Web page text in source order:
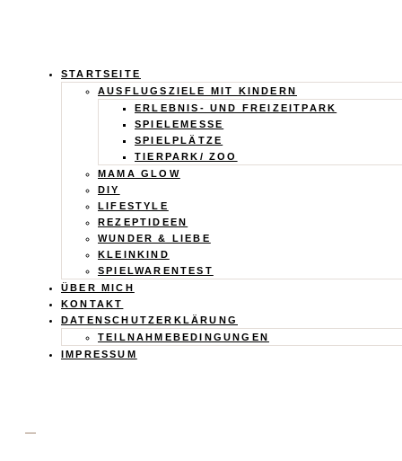
Calistas
Traum
STARTSEITE
AUSFLUGSZIELE MIT KINDERN
ERLEBNIS- UND FREIZEITPARK
SPIELEMESSE
SPIELPLÄTZE
TIERPARK/ ZOO
MAMA GLOW
DIY
LIFESTYLE
REZEPTIDEEN
WUNDER & LIEBE
KLEINKIND
SPIELWARENTEST
ÜBER MICH
KONTAKT
DATENSCHUTZERKLÄRUNG
TEILNAHMEBEDINGUNGEN
IMPRESSUM